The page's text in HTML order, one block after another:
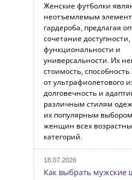
Женские футболки
неотъемлемым
гардероба, предлагая
сочетание доступности,
функциональности и
универсальности. Их
стоимость,
от ультрафиолетового
долговечность и
различным стилям
их популярным
женщин всех
категорий.
18.07.2026
Как выбрать мужские